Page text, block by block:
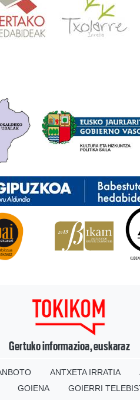
Gertuko informazioa, euskaraz
ANTXETA IRRATIA
GOIENA GOIERRI